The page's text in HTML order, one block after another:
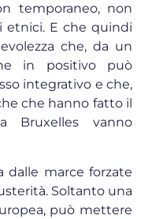
temporaneo, non
etnici. E che quindi
che, da un
in positivo può
integrativo e che,
che hanno fatto il
vanno
dalle marce forzate
Soltanto una
può mettere